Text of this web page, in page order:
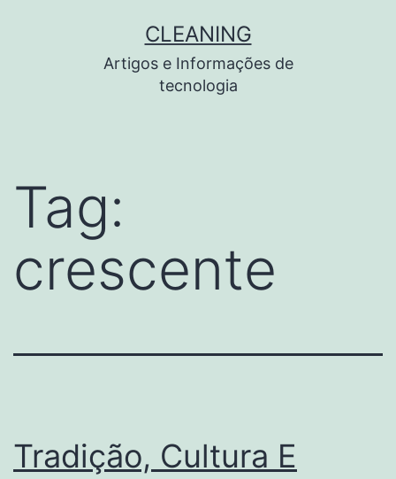
CLEANING
Artigos e Informações de
tecnologia
Tag:
crescente
Tradição, Cultura E